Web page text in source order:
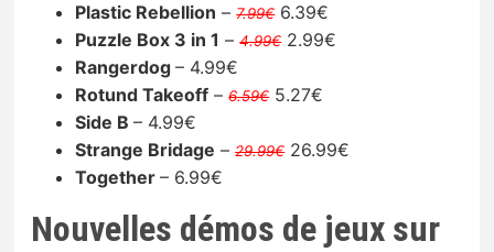
Plastic Rebellion –7.99€6.39€
Puzzle Box 3 in 1 –4.99€2.99€
Rangerdog– 4.99€
Rotund Takeoff –6.59€5.27€
Side B– 4.99€
Strange Bridage –29.99€26.99€
Together– 6.99€
Nouvelles démos de jeux sur